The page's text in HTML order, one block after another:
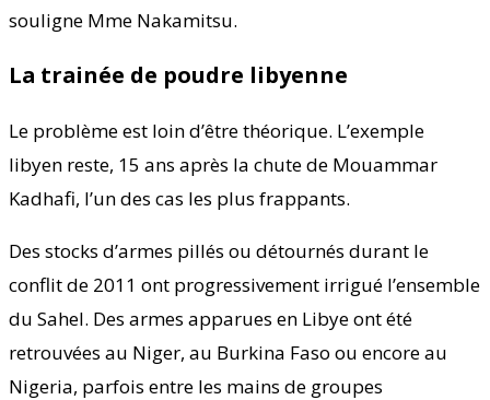
souligne Mme Nakamitsu.
La trainée de poudre libyenne
Le problème est loin d’être théorique. L’exemple
libyen reste, 15 ans après la chute de Mouammar
Kadhafi, l’un des cas les plus frappants.
Des stocks d’armes pillés ou détournés durant le
conflit de 2011 ont progressivement irrigué l’ensemble
du Sahel. Des armes apparues en Libye ont été
retrouvées au Niger, au Burkina Faso ou encore au
Nigeria, parfois entre les mains de groupes